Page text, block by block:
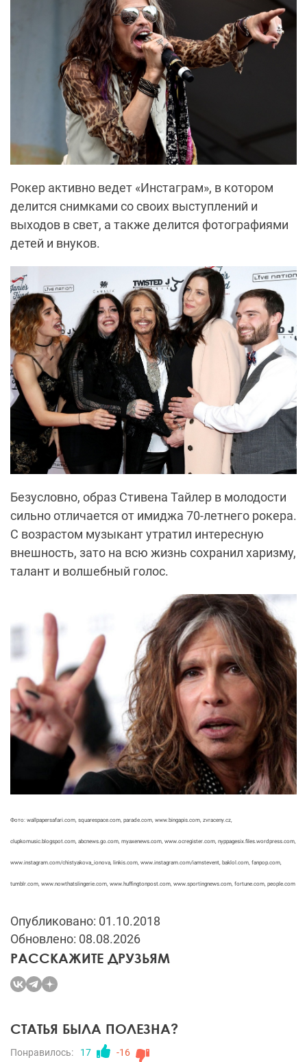
Рокер активно ведет «Инстаграм», в котором
делится снимками со своих выступлений и
выходов в свет, а также делится фотографиями
детей и внуков.
Безусловно, образ Стивена Тайлер в молодости
сильно отличается от имиджа 70-летнего рокера.
С возрастом музыкант утратил интересную
внешность, зато на всю жизнь сохранил харизму,
талант и волшебный голос.
Фото: wallpapersafari.com, squarespace.com, parade.com, www.bingapis.com, zvraceny.cz,
clupkomusic.blogspot.com, abcnews.go.com, myaxenews.com, www.ocregister.com, nyppagesix.files.wordpress.com,
www.instagram.com/chistyakova_ionova, linkis.com, www.instagram.com/iamstevent, baklol.com, fanpop.com,
tumblr.com, www.nowthatslingerie.com, www.huffingtonpost.com, www.sportingnews.com, fortune.com, people.com
Опубликовано: 01.10.2018
Обновлено: 08.08.2026
РАССКАЖИТЕ ДРУЗЬЯМ
СТАТЬЯ БЫЛА ПОЛЕЗНА?
Понравилось: 17 -16